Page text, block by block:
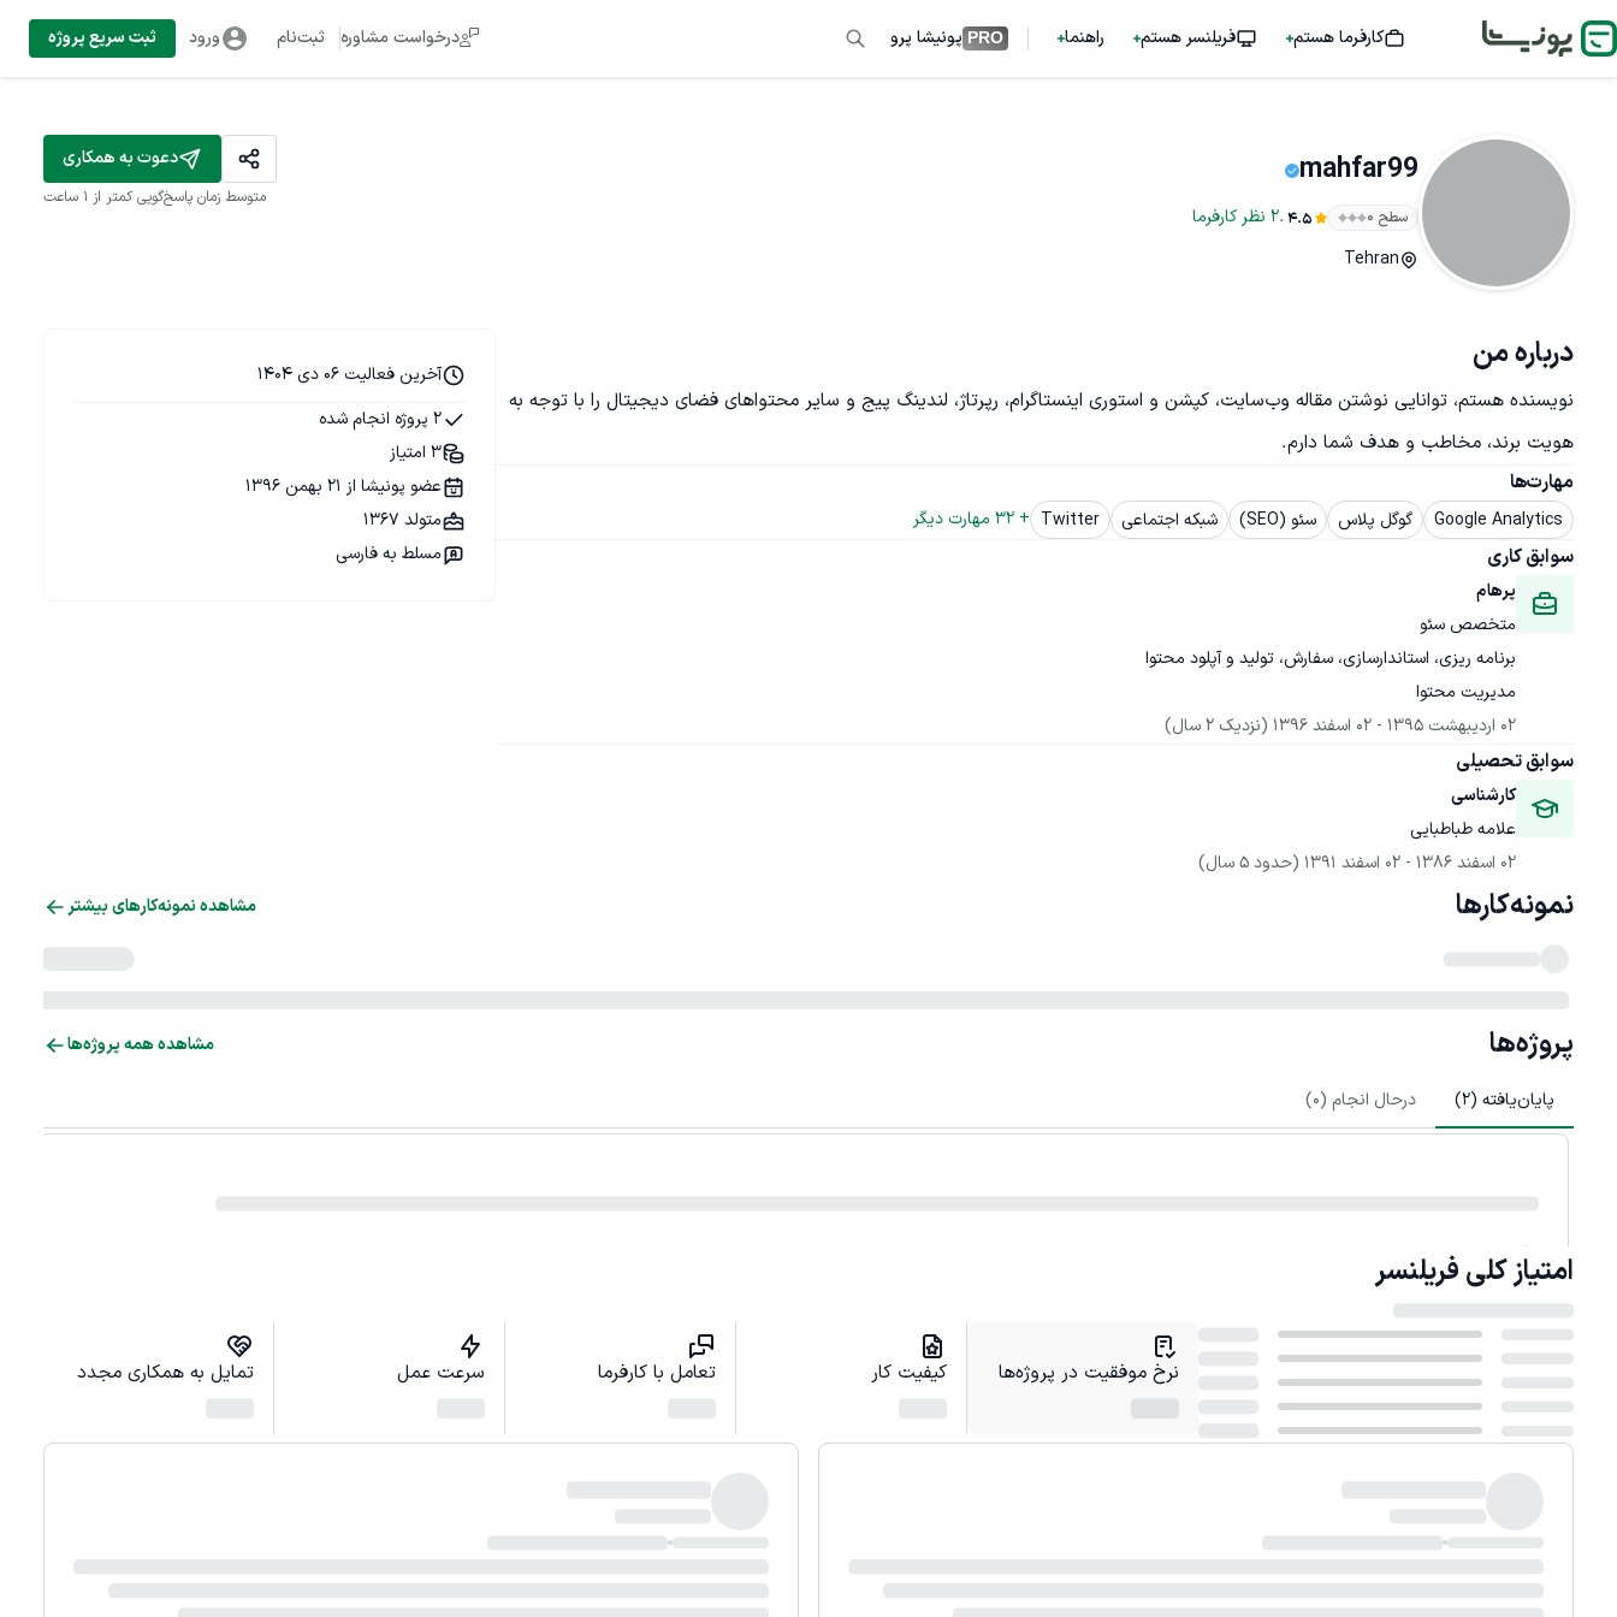
کارفرما هستم فریلنسر هستم راهنما PRO پونیشا پرو درخواست مشاوره ثبت‌نام ورود ثبت سریع پروژه
mahfar99
سطح ۰ 4.5
.
2 نظر کارفرما
Tehran
دعوت به همکاری
متوسط زمان پاسخ‌گویی کمتر از 1 ساعت
درباره من
نویسنده هستم، توانایی نوشتن مقاله وب‌سایت، کپشن و استوری اینستاگرام، رپرتاژ، لندینگ پیج و سایر محتواهای فضای دیجیتال را با توجه به
هویت برند، مخاطب و هدف شما دارم.
مهارت‌ها
Google Analytics گوگل پلاس سئو (SEO) شبکه اجتماعی Twitter
+
32 مهارت دیگر
سوابق کاری
پرهام
مدیریت محتوا
02 اردیبهشت 1395
- 02 اسفند 1396 (نزدیک 2 سال)
سوابق تحصیلی
کارشناسی
علامه طباطبایی
02 اسفند 1386
- 02 اسفند 1391 (حدود 5 سال)
آخرین فعالیت 06 دی 1404
2 پروژه انجام شده
3 امتیاز
عضو پونیشا از 21 بهمن 1396
متولد 1367
مسلط به فارسی
نمونه‌کارها مشاهده نمونه‌کارهای بیشتر
پروژه‌ها مشاهده همه پروژه‌ها
پایان‌یافته (2
) درحال انجام (0
)
امتیاز کلی فریلنسر
نرخ موفقیت در پروژه‌ها کیفیت کار تعامل با کارفرما سرعت عمل تمایل به همکاری مجدد